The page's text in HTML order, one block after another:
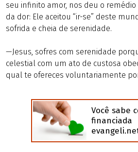
seu infinito amor, nos deu o
da dor: Ele aceitou “ir-se” deste
sofrida e cheia de serenidade.
—Jesus, sofres com serenidade
celestial com um ato de custosa
qual te ofereces voluntariamente
Você sabe
financiada